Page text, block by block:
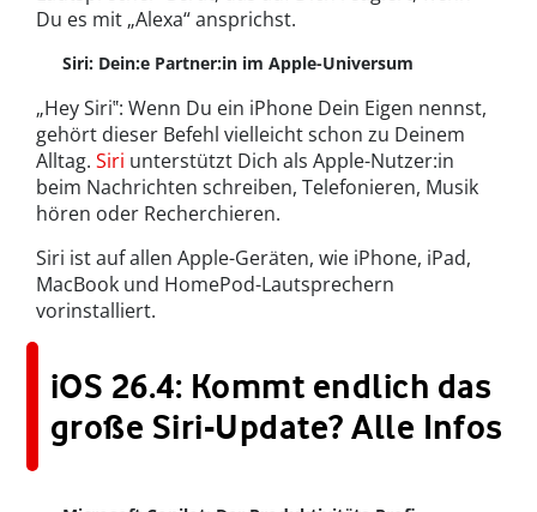
Du es mit „Alexa“ ansprichst.
Siri: Dein:e Partner:in im Apple-Universum
„Hey Siri‟: Wenn Du ein iPhone Dein Eigen nennst,
gehört dieser Befehl vielleicht schon zu Deinem
Alltag. Siri unterstützt Dich als Apple-Nutzer:in
beim Nachrichten schreiben, Telefonieren, Musik
hören oder Recherchieren.
Siri ist auf allen Apple-Geräten, wie iPhone, iPad,
MacBook und HomePod-Lautsprechern
vorinstalliert.
iOS 26.4: Kommt endlich das
große Siri-Update? Alle Infos